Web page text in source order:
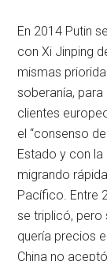
En 2014 Putin
con Xi Jinping
mismas
soberanía,
clientes
el “consenso
Estado y con la
migrando
Pacífico. Entre
se triplicó, pero
quería precios
China no